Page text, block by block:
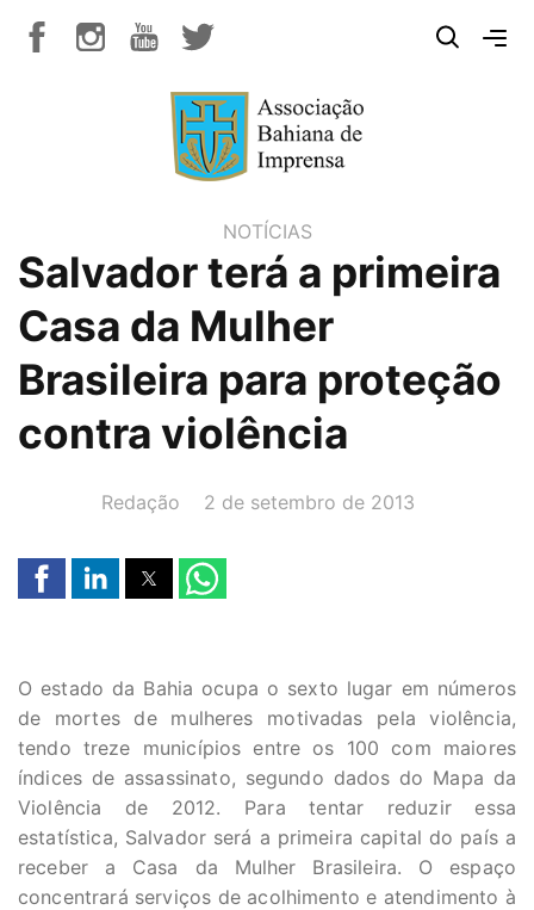
NOTÍCIAS
Salvador terá a primeira
Casa da Mulher
Brasileira para proteção
contra violência
AUTOR(A):
Redação DATA:
2 de setembro de 2013
O estado da Bahia ocupa o sexto lugar em números
de mortes de mulheres motivadas pela violência,
tendo treze municípios entre os 100 com maiores
índices de assassinato, segundo dados do Mapa da
Violência de 2012. Para tentar reduzir essa
estatística, Salvador será a primeira capital do país a
receber a Casa da Mulher Brasileira. O espaço
concentrará serviços de acolhimento e atendimento à